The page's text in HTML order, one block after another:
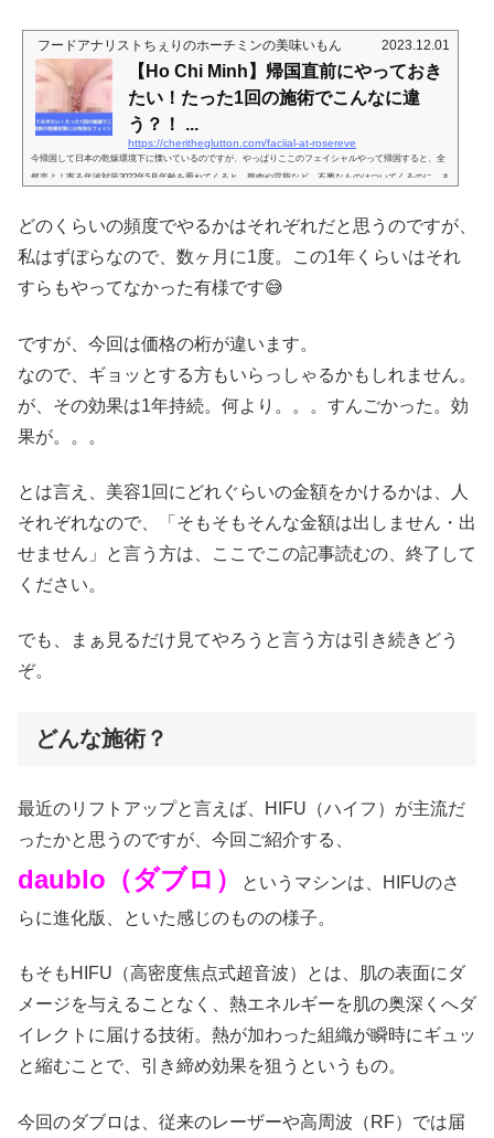
フードアナリストちぇりのホーチミンの美味いもん 2023.12.01
【Ho Chi Minh】帰国直前にやっておき
たい！たった1回の施術でこんなに違
う？！ ...
https://cheritheglutton.com/faciial-at-rosereve
今帰国して日本の乾燥環境下に慄いているのですが、やっぱりここのフェイシャルやって帰国すると、全
然楽よ！寄る年波対策2022年5月年齢を重ねてくると、腹肉や背脂など、不要なものはついてくるのに、ま
この上ない！下手したらマスクするから化粧すらもおざなりで…しかし、ルックスに気を使わないって、
メンタルの他の部分にも大き...
どのくらいの頻度でやるかはそれぞれだと思うのですが、
私はずぼらなので、数ヶ月に1度。この1年くらいはそれ
すらもやってなかった有様です😅
ですが、今回は価格の桁が違います。
なので、ギョッとする方もいらっしゃるかもしれません。
が、その効果は1年持続。何より。。。すんごかった。効
果が。。。
とは言え、美容1回にどれぐらいの金額をかけるかは、人
それぞれなので、「そもそもそんな金額は出しません・出
せません」と言う方は、ここでこの記事読むの、終了して
ください。
でも、まぁ見るだけ見てやろうと言う方は引き続きどう
ぞ。
どんな施術？
最近のリフトアップと言えば、HIFU（ハイフ）が主流だ
ったかと思うのですが、今回ご紹介する、
daublo（ダブロ）
というマシンは、HIFUのさ
らに進化版、といた感じのものの様子。
もそもHIFU（高密度焦点式超音波）とは、肌の表面にダ
メージを与えることなく、熱エネルギーを肌の奥深くへダ
イレクトに届ける技術。熱が加わった組織が瞬時にギュッ
と縮むことで、引き締め効果を狙うというもの。
今回のダブロは、従来のレーザーや高周波（RF）では届